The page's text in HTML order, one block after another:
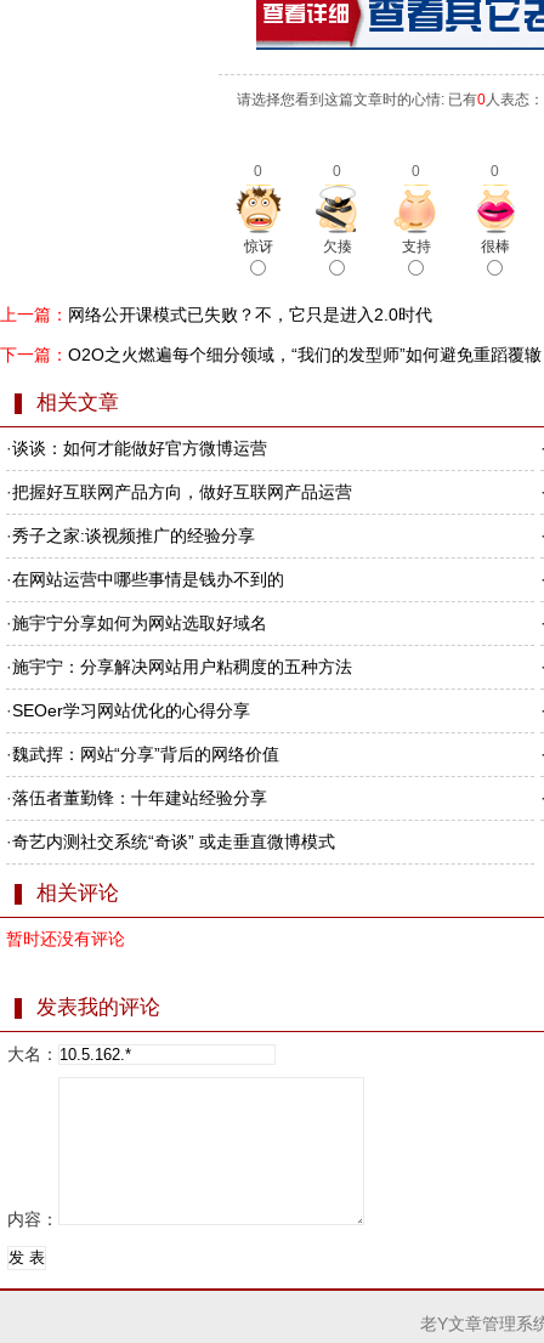
请选择您看到这篇文章时的心情: 已有0人表态：
0 0 0 0
惊讶 欠揍 支持 很棒
上一篇： 网络公开课模式已失败？不，它只是进入2.0时代
下一篇： O2O之火燃遍每个细分领域，“我们的发型师”如何避免重蹈覆
相关文章
·谈谈：如何才能做好官方微博运营
·把握好互联网产品方向，做好互联网产品运营
·秀子之家:谈视频推广的经验分享
·在网站运营中哪些事情是钱办不到的
·施宇宁分享如何为网站选取好域名
·施宇宁：分享解决网站用户粘稠度的五种方法
·SEOer学习网站优化的心得分享
·魏武挥：网站“分享”背后的网络价值
·落伍者董勤锋：十年建站经验分享
·奇艺内测社交系统“奇谈” 或走垂直微博模式
相关评论
暂时还没有评论
发表我的评论
大名：
内容：
老Y文章管理系